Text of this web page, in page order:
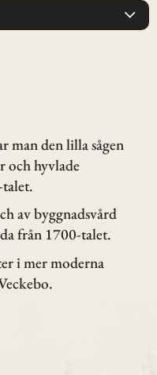
man den lilla sågen
och hyvlade
av byggnadsvård
från 1700-talet.
i mer moderna